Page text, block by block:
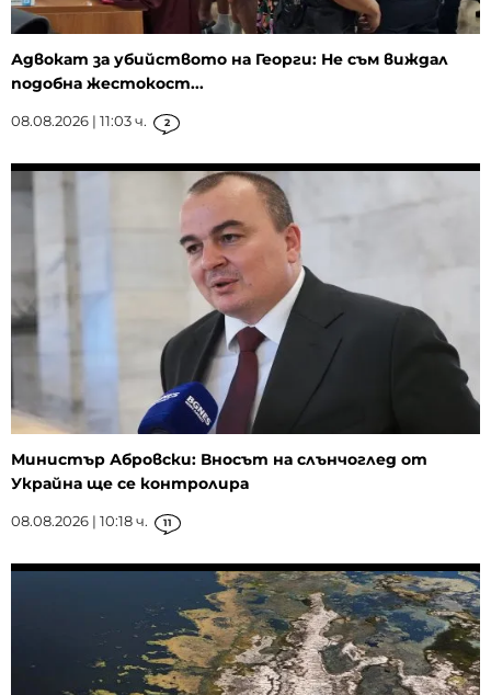
Адвокат за убийството на Георги: Не съм виждал
подобна жестокост...
08.08.2026 | 11:03 ч. 2
Министър Абровски: Вносът на слънчоглед от
Украйна ще се контролира
08.08.2026 | 10:18 ч. 11